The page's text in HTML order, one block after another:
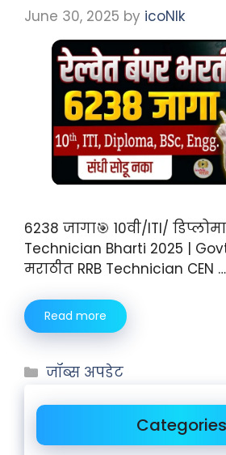
June 30, 2025 by icoNIk
6238 जागा🎯 10वी/ITI/
Technician Bharti 2025 |
मराठीत RRB Technician CEN …
Read more
जॉब्स अपडेट
Categories